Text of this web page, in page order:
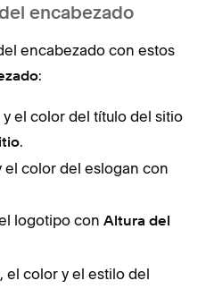
encabezado
encabezado con estos
:
el color del título del sitio
.
el color del eslogan con
logotipo con Altura del
el color y el estilo del